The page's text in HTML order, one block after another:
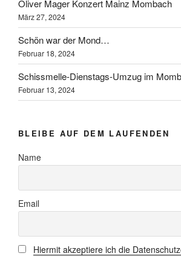
Oliver Mager Konzert Mainz Mombach
März 27, 2024
Schön war der Mond…
Februar 18, 2024
Schissmelle-Dienstags-Umzug im
Februar 13, 2024
BLEIBE AUF DEM LAUFENDEN
Name
Email
Hiermit akzeptiere ich die